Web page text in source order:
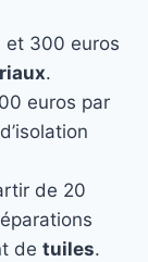
et 300 euros
.
euros par
de 20
de tuiles.